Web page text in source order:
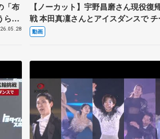
「布
ら
マー
【ノーカット】宇野昌磨さん現役復
戦 本田真凜さんとアイスダンスで
ん」
動画